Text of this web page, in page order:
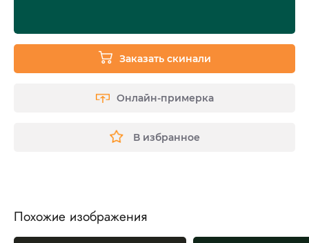
Заказать скинали
Онлайн-примерка
В избранное
Похожие изображения